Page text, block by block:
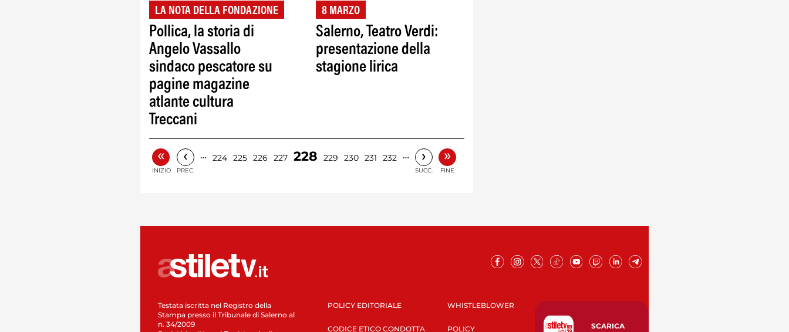
LA NOTA DELLA FONDAZIONE
Pollica, la storia di
Angelo Vassallo
sindaco pescatore su
pagine magazine
atlante cultura
Treccani
8 MARZO
Salerno, Teatro Verdi:
presentazione della
stagione lirica
«
INIZIO
‹
PREC.
… 224 225 226 227 228 229 230 231 232 … ›
SUCC.
»
FINE
Testata iscritta nel Registro della
Stampa presso il Tribunale di Salerno al
n. 34/2009
POLICY EDITORIALE
CODICE ETICO CONDOTTA
WHISTLEBLOWER
POLICY
SCARICA